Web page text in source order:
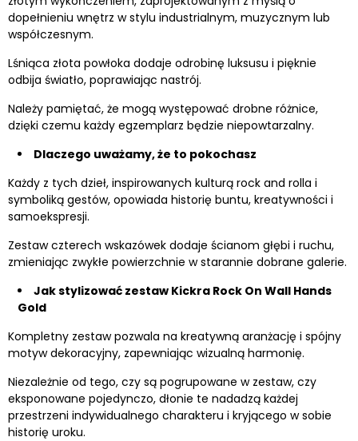
dopełnieniu wnętrz w stylu industrialnym, muzycznym lub
współczesnym.
Lśniąca złota powłoka dodaje odrobinę luksusu i pięknie
odbija światło, poprawiając nastrój.
Należy pamiętać, że mogą występować drobne różnice,
dzięki czemu każdy egzemplarz będzie niepowtarzalny.
Dlaczego uważamy, że to pokochasz
Każdy z tych dzieł, inspirowanych kulturą rock and rolla i
symboliką gestów, opowiada historię buntu, kreatywności i
samoekspresji.
Zestaw czterech wskazówek dodaje ścianom głębi i ruchu,
zmieniając zwykłe powierzchnie w starannie dobrane galerie.
Jak stylizować zestaw Kickra Rock On Wall Hands
Gold
Kompletny zestaw pozwala na kreatywną aranżację i spójny
motyw dekoracyjny, zapewniając wizualną harmonię.
Niezależnie od tego, czy są pogrupowane w zestaw, czy
eksponowane pojedynczo, dłonie te nadadzą każdej
przestrzeni indywidualnego charakteru i kryjącego w sobie
historię uroku.